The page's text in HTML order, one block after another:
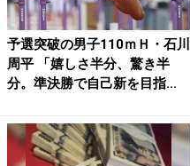
予選突破の男子110ｍＨ・石川
周平 「嬉しさ半分、驚き半
分。準決勝で自己新を目指...